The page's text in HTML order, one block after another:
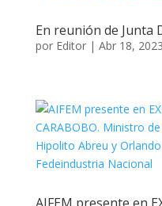
En reunión de Junta
por Editor| Abr 18, 2023